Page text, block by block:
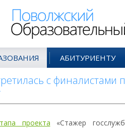
АБИТУРИЕНТУ
с финалистами
проекта «Стажер